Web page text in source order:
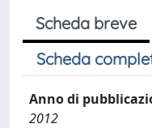
Scheda breve
Scheda
Anno di
2012